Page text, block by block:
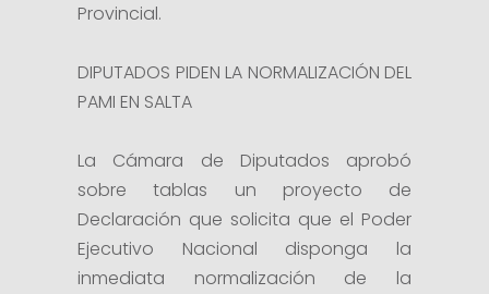
Provincial.
DIPUTADOS PIDEN LA NORMALIZACIÓN DEL
PAMI EN SALTA
La Cámara de Diputados aprobó
sobre tablas un proyecto de
Declaración que solicita que el Poder
Ejecutivo Nacional disponga la
inmediata normalización de la